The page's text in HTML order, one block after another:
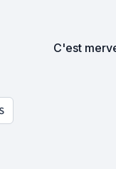
C'est